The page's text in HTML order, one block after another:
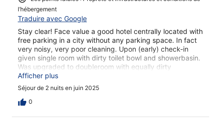
l’hébergement
Traduire avec Google
Stay clear! Face value a good hotel centrally located with
free parking in a city without any parking space. In fact
very noisy, very poor cleaning. Upon (early) check-in
given single room with dirty toilet bowl and showerbasin.
Was upgraded to doubleroom with equally dirty
bathroom and a completely loose faucet and a towel
shelf that fell down on me.
Afficher plus
Séjour de 2 nuits en juin 2025
0